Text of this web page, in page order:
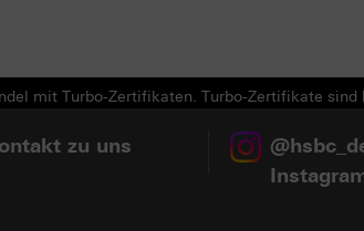
mit Turbo-Zertifikaten. Turbo-Zertifikate
zu uns